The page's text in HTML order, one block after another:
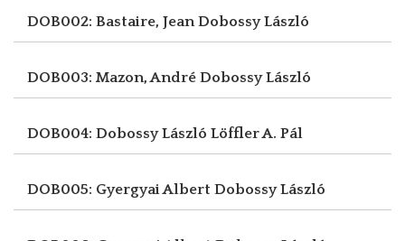
DOB002: Bastaire, JeanDobossy László
DOB003: Mazon, André Dobossy László
DOB004: Dobossy László Löffler A. Pál
DOB005: Gyergyai Albert Dobossy László